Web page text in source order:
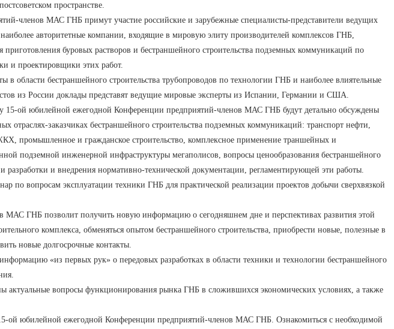
пространстве.
членов МАС ГНБ примут участие российские и зарубежные специалисты-представители ведущих
авторитетные компании, входящие в мировую элиту производителей комплексов ГНБ,
буровых растворов и бестраншейного строительства подземных коммуникаций по
и проектировщики этих работ.
в области бестраншейного строительства трубопроводов по технологии ГНБ и наиболее влиятельные
из России доклады представят ведущие мировые эксперты из Испании, Германии и США.
15-ой юбилейной ежегодной Конференции предприятий-членов МАС ГНБ будут детально обсуждены
отраслях-заказчиках бестраншейного строительства подземных коммуникаций: транспорт нефти,
промышленное и гражданское строительство, комплексное применение траншейных и
подземной инженерной инфраструктуры мегаполисов, вопросы ценообразования бестраншейного
и внедрения нормативно-технической документации, регламентирующей эти работы.
по вопросам эксплуатации техники ГНБ для практической реализации проектов добычи сверхвязкой
МАС ГНБ позволит получить новую информацию о сегодняшнем дне и перспективах развития этой
комплекса, обменяться опытом бестраншейного строительства, приобрести новые, полезные в
новые долгосрочные контакты.
«из первых рук» о передовых разработках в области техники и технологии бестраншейного
актуальные вопросы функционирования рынка ГНБ в сложившихся экономических условиях, а также
ой юбилейной ежегодной Конференции предприятий-членов МАС ГНБ. Ознакомиться с необходимой